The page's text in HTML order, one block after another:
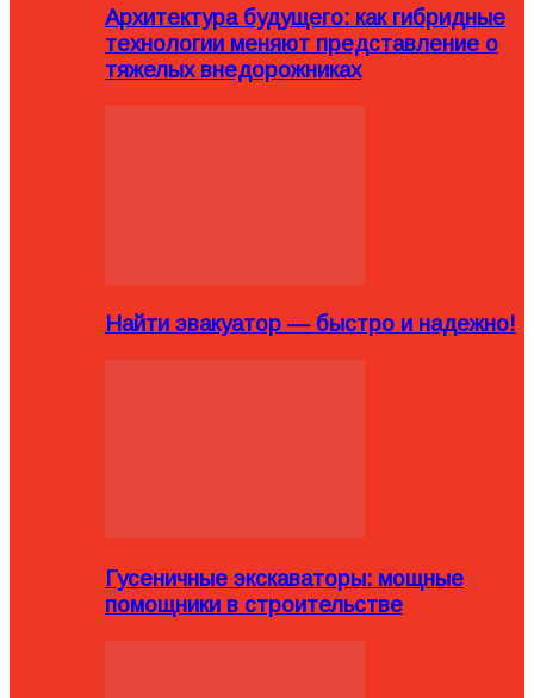
Архитектура будущего: как гибридные
технологии меняют представление о
тяжелых внедорожниках
Найти эвакуатор — быстро и надежно!
Гусеничные экскаваторы: мощные
помощники в строительстве